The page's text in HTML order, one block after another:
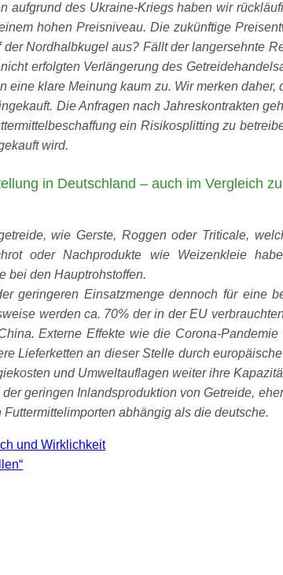
des Ukraine-Kriegs haben wir
hohen Preisniveau. Die zukünftige
Nordhalbkugel aus? Fällt der langersehnte
erfolgten Verlängerung des
klare Meinung kaum zu. Wir merken daher,
Die Anfragen nach Jahreskontrakten
ein Risikosplitting zu
wird.
in Deutschland – auch im Vergleich
wie Gerste, Roggen oder Triticale,
oder Nachprodukte wie Weizenkleie
bei den Hauptrohstoffen.
geringeren Einsatzmenge dennoch für eine
werden ca. 70% der in der EU
Externe Effekte wie die Corona-
Lieferketten an dieser Stelle durch
und Umweltauflagen weiter ihre
geringen Inlandsproduktion von Getreide,
abhängig als die deutsche.
und Wirklichkeit